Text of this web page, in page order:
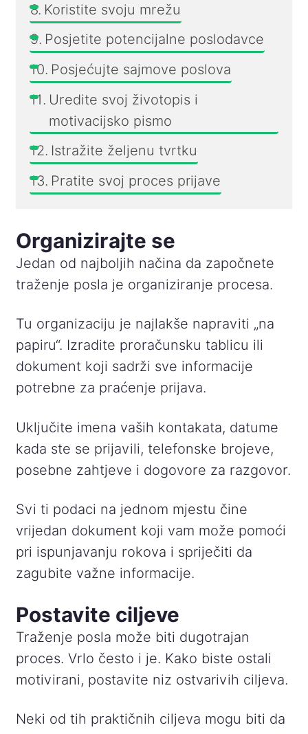
Koristite svoju mrežu
Posjetite potencijalne poslodavce
Posjećujte sajmove poslova
Uredite svoj životopis i
motivacijsko pismo
Istražite željenu tvrtku
Pratite svoj proces prijave
Organizirajte se
Jedan od najboljih načina da započnete
traženje posla je organiziranje procesa.
Tu organizaciju je najlakše napraviti „na
papiru“. Izradite proračunsku tablicu ili
dokument koji sadrži sve informacije
potrebne za praćenje prijava.
Uključite imena vaših kontakata, datume
kada ste se prijavili, telefonske brojeve,
posebne zahtjeve i dogovore za razgovor.
Svi ti podaci na jednom mjestu čine
vrijedan dokument koji vam može pomoći
pri ispunjavanju rokova i spriječiti da
zagubite važne informacije.
Postavite ciljeve
Traženje posla može biti dugotrajan
proces. Vrlo često i je. Kako biste ostali
motivirani, postavite niz ostvarivih ciljeva.
Neki od tih praktičnih ciljeva mogu biti da